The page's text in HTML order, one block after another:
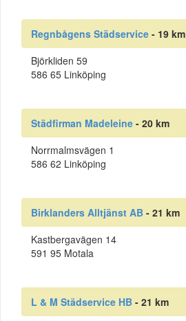
Regnbågens Städservice - 19 km
Björkliden 59
586 65 Linköping
Städfirman Madeleine - 20 km
Norrmalmsvägen 1
586 62 Linköping
Birklanders Alltjänst AB - 21 km
Kastbergavägen 14
591 95 Motala
L & M Städservice HB - 21 km